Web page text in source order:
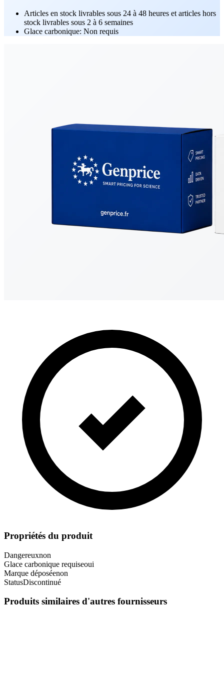
Articles en stock livrables sous 24 à 48 heures et articles hors
stock livrables sous 2 à 6 semaines
Glace carbonique: Non requis
Propriétés du produit
Dangereuxnon
Glace carbonique requiseoui
Marque déposéenon
StatusDiscontinué
Produits similaires d'autres fournisseurs